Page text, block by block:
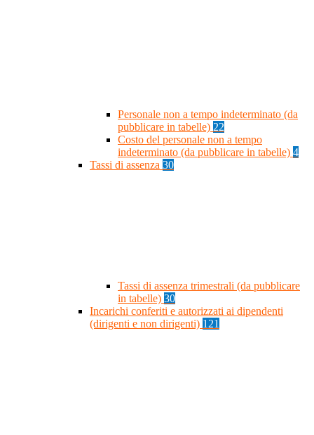
Personale non a tempo indeterminato (da
pubblicare in tabelle) 22
Costo del personale non a tempo
indeterminato (da pubblicare in tabelle) 4
Tassi di assenza 30
Tassi di assenza trimestrali (da pubblicare
in tabelle) 30
Incarichi conferiti e autorizzati ai dipendenti
(dirigenti e non dirigenti) 121